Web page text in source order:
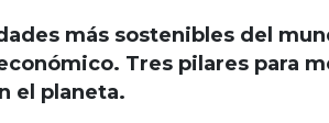
más sostenibles del
Tres pilares para
el planeta.